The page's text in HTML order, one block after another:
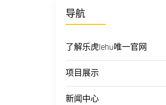
导航
了解乐虎lehu唯一官网
项目展示
新闻中心